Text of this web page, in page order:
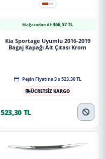
Mağazadan Al:366,57 TL
Kia Sportage Uyumlu 2016-2019
Bagaj Kapağı Alt Çıtası Krom
Peşin Fiyatına 3 x 523,30 TL
ÜCRETSİZ KARGO
523,30 TL